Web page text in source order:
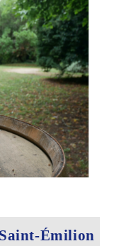
Émilion